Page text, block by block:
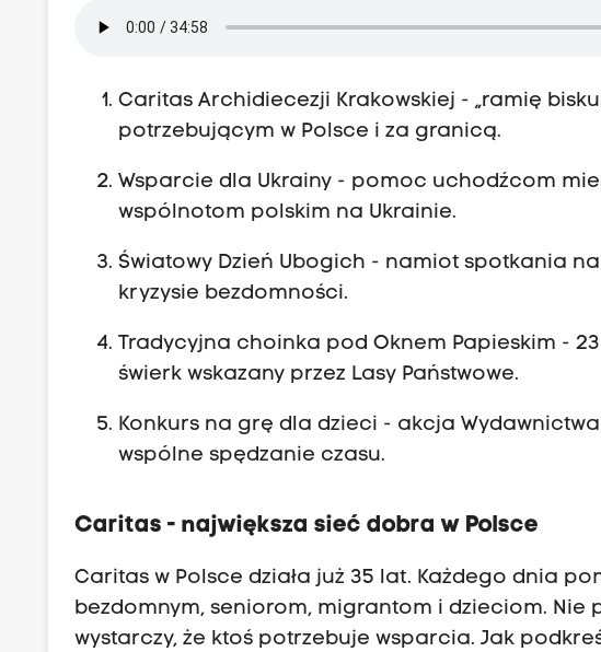
Caritas Archidiecezji Krakowskiej - „ramię
potrzebującym w Polsce i za granicą.
Wsparcie dla Ukrainy - pomoc uchodźcom
wspólnotom polskim na Ukrainie.
Światowy Dzień Ubogich - namiot spotkania na
kryzysie bezdomności.
Tradycyjna choinka pod Oknem Papieskim -
świerk wskazany przez Lasy Państwowe.
Konkurs na grę dla dzieci - akcja
wspólne spędzanie czasu.
Caritas - największa sieć dobra w Polsce
Caritas w Polsce działa już 35 lat. Każdego dnia
bezdomnym, seniorom, migrantom i dzieciom. Nie
wystarczy, że ktoś potrzebuje wsparcia. Jak